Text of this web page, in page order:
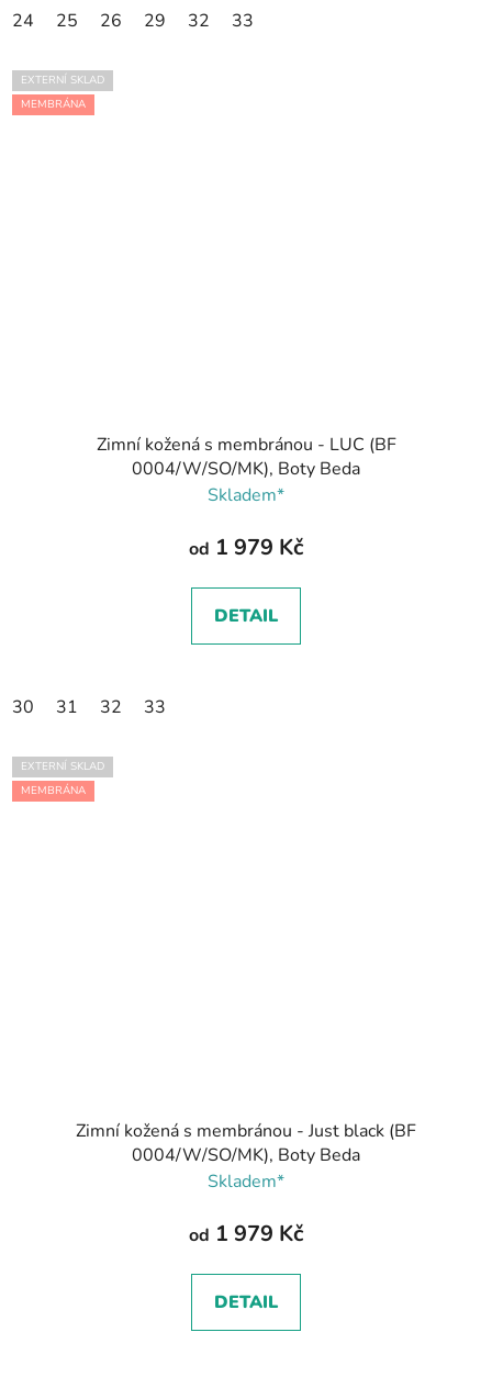
24 25 26 29 32 33
EXTERNÍ SKLAD
MEMBRÁNA
Zimní kožená s membránou - LUC (BF
0004/W/SO/MK), Boty Beda
Skladem*
od 1 979 Kč
DETAIL
30 31 32 33
EXTERNÍ SKLAD
MEMBRÁNA
Zimní kožená s membránou - Just black (BF
0004/W/SO/MK), Boty Beda
Skladem*
od 1 979 Kč
DETAIL